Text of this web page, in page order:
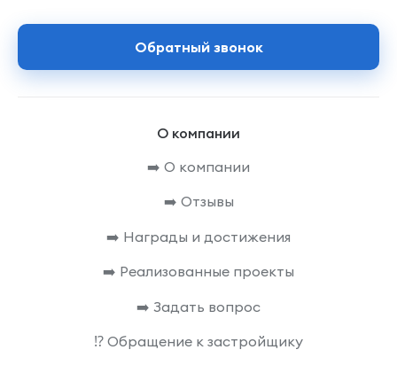
О компании
➡️ О компании
➡️ Отзывы
➡️ Награды и достижения
➡️ Реализованные проекты
➡️ Задать вопрос
⁉️ Обращение к застройщику
Обратный звонок